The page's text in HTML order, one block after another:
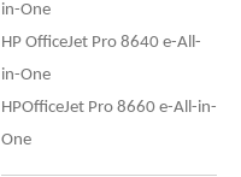
in-One
HP OfficeJet Pro 8640 e-All-
in-One
HPOfficeJet Pro 8660 e-All-in-
One